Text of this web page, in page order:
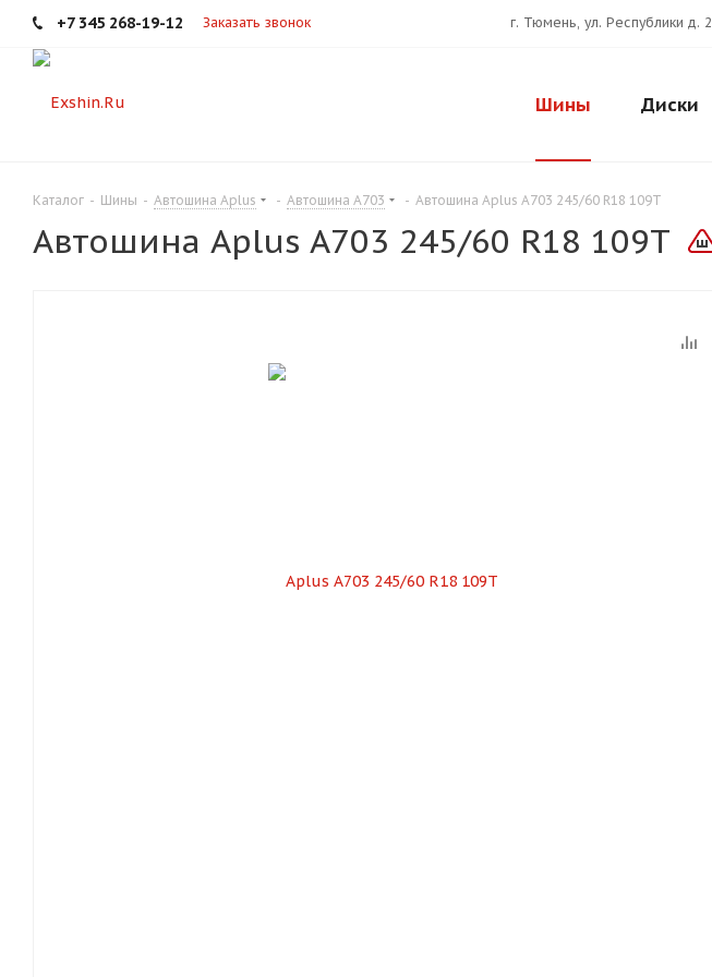
+7 345 268-19-12 Заказать звонок г. Тюмень, ул. Республики д.
Шины Диски
Каталог - Шины - Автошина Aplus - Автошина A703 - Автошина Aplus A703 245/60 R18 109T
Автошина Aplus A703 245/60 R18 109T
без
Оплачивайте